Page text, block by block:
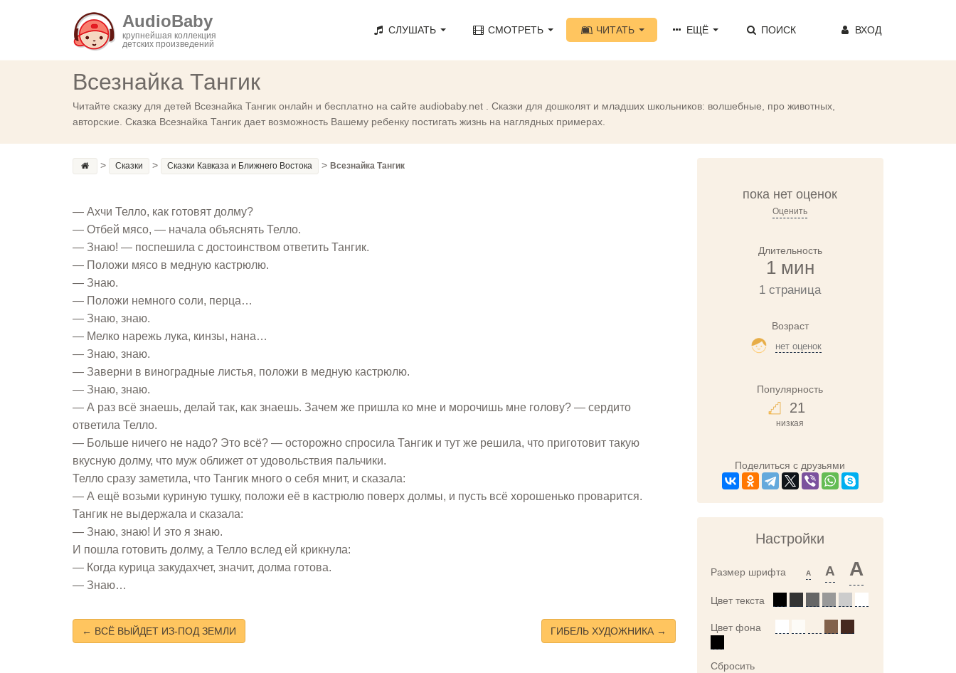
AudioBaby
крупнейшая коллекция
детских произведений
СЛУШАТЬ СМОТРЕТЬ ЧИТАТЬ ЕЩЁ ПОИСК ВХОД
Всезнайка Тангик
Читайте сказку для детей Всезнайка Тангик онлайн и бесплатно на сайте audiobaby.net . Сказки для дошколят и младших школьников: волшебные, про животных,
авторские. Сказка Всезнайка Тангик дает возможность Вашему ребенку постигать жизнь на наглядных примерах.
> Сказки > Сказки Кавказа и Ближнего Востока > Всезнайка Тангик
— Ахчи Телло, как готовят долму?
— Отбей мясо, — начала объяснять Телло.
— Знаю! — поспешила с достоинством ответить Тангик.
— Положи мясо в медную кастрюлю.
— Знаю.
— Положи немного соли, перца…
— Знаю, знаю.
— Мелко нарежь лука, кинзы, нана…
— Знаю, знаю.
— Заверни в виноградные листья, положи в медную кастрюлю.
— Знаю, знаю.
— А раз всё знаешь, делай так, как знаешь. Зачем же пришла ко мне и морочишь мне голову? — сердито
ответила Телло.
— Больше ничего не надо? Это всё? — осторожно спросила Тангик и тут же решила, что приготовит такую
вкусную долму, что муж оближет от удовольствия пальчики.
Телло сразу заметила, что Тангик много о себя мнит, и сказала:
— А ещё возьми куриную тушку, положи её в кастрюлю поверх долмы, и пусть всё хорошенько проварится.
Тангик не выдержала и сказала:
— Знаю, знаю! И это я знаю.
И пошла готовить долму, а Телло вслед ей крикнула:
— Когда курица закудахчет, значит, долма готова.
— Знаю…
← ВСЁ ВЫЙДЕТ ИЗ-ПОД ЗЕМЛИ ГИБЕЛЬ ХУДОЖНИКА →
пока нет оценок
Оценить
Длительность
1 мин
1 страница
Возраст
нет оценок
Популярность
21
низкая
Поделиться с друзьями
Настройки
Размер шрифта A A A
Цвет текста
Цвет фона
Сбросить